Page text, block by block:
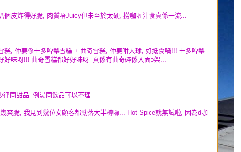
皮炸得好脆, 肉質唔Juicy但未至於太硬, 撈咖喱汁食真係一流...
糕, 仲要係士多啤梨雪糕 + 曲奇雪糕, 仲要咁大球, 好抵食喎!!! 士多啤梨
味呀!!! 曲奇雪糕都好好味呀, 真係有曲奇碎係入面o架...
同甜品, 例湯同飲品可以不理...
爽脆, 我見到幾位女顧客都勁落大半樽囉... Hot Spice就無試啦, 因為d咖